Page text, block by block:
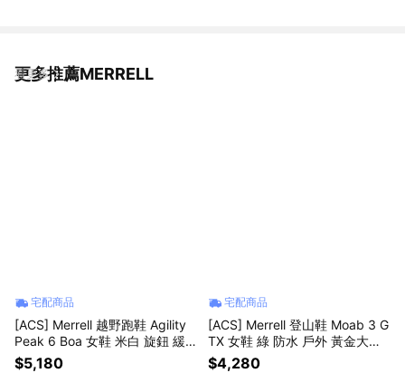
更多推薦MERRELL
看更多
宅配商品
[ACS] Merrell 越野跑鞋 Agility
Peak 6 Boa 女鞋 米白 旋鈕 緩
震 運動鞋 ML00005136
$5,180
宅配商品
[ACS] Merrell 登山鞋 Moab 3 G
TX 女鞋 綠 防水 戶外 黃金大底
ML00005400
$4,280